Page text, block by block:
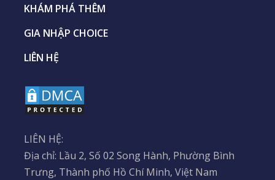
KHÁM PHÁ THÊM
GIA NHẬP CHOICE
LIÊN HỆ
LIÊN HỆ:
Địa chỉ: Lầu 2, Số 02 Song Hành, Phường Bình
Trưng, Thành phố Hồ Chí Minh, Việt Nam